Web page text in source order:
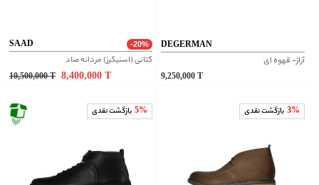
SAAD -20%
کتانی (اسنیکرز) مردانه صاد
10,500,000 T 8,400,000
DEGERMAN
آراز- قهوه ای
9,250,000
5% بازگشت نقدی 3% بازگشت نقدی